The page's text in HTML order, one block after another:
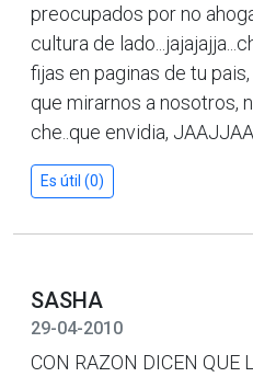
preocupados por no
cultura de
fijas en paginas de tu
que mirarnos a nosotros,
che..que envidia,
Es útil (0)
SASHA
29-04-2010
CON RAZON DICEN QUE